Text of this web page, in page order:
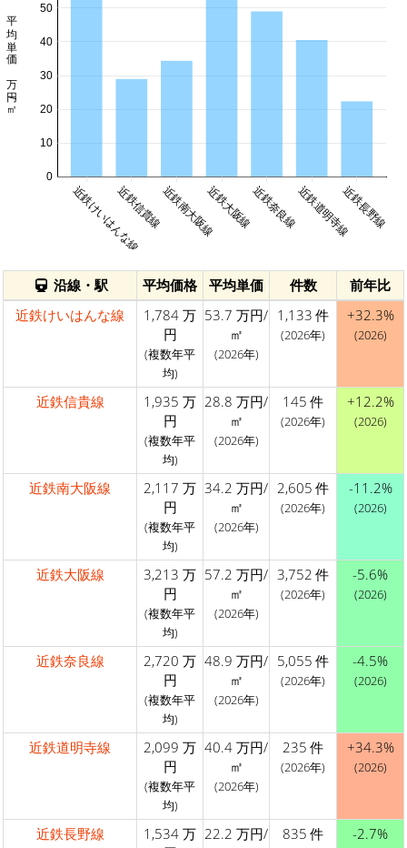
近鉄けいはんな線近鉄信貴線近鉄南大阪線近鉄大阪線近鉄奈良線近鉄道明寺線近鉄長野線
0
10
20
30
40
50
平均単価 万円/㎡
沿線・駅 平均価格 平均単価 件数
前年比
近鉄けいはんな線
1,784 万
円
(複数年平
均)
53.7 万円/
㎡
(2026年)
1,133 件
(2026年)
+32.3%
(2026)
近鉄信貴線
1,935 万
円
(複数年平
均)
28.8 万円/
㎡
(2026年)
145 件
(2026年)
+12.2%
(2026)
近鉄南大阪線
2,117 万
円
(複数年平
均)
34.2 万円/
㎡
(2026年)
2,605 件
(2026年)
-11.2%
(2026)
近鉄大阪線
3,213 万
円
(複数年平
均)
57.2 万円/
㎡
(2026年)
3,752 件
(2026年)
-5.6%
(2026)
近鉄奈良線
2,720 万
円
(複数年平
均)
48.9 万円/
㎡
(2026年)
5,055 件
(2026年)
-4.5%
(2026)
近鉄道明寺線
2,099 万
円
(複数年平
均)
40.4 万円/
㎡
(2026年)
235 件
(2026年)
+34.3%
(2026)
近鉄長野線
1,534 万 22.2 万円/
835 件 -2.7%